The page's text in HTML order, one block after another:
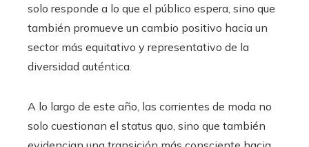
solo responde a lo que el público espera, sino que
también promueve un cambio positivo hacia un
sector más equitativo y representativo de la
diversidad auténtica.
A lo largo de este año, las corrientes de moda no
solo cuestionan el status quo, sino que también